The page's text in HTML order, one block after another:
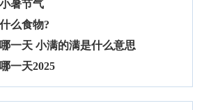
暑节气
么食物?
一天 小满的满是什么意思
一天2025